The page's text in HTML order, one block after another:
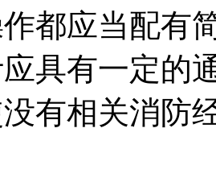
都应当配有
具有一定的
有相关消防